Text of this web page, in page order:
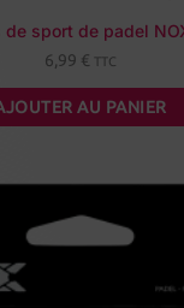
sport de padel
6,99 € TTC
AU PANIER